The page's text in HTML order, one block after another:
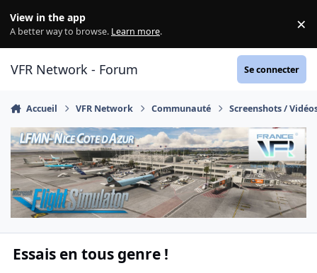
View in the app
A better way to browse. Learn more. ×
VFR Network - Forum Se connecter
Accueil VFR Network Communauté Screenshots /
Essais en tous genre !